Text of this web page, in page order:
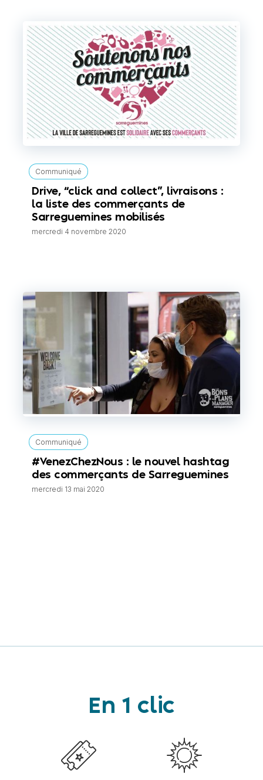
Communiqué
Drive, “click and collect”, livraisons :
la liste des commerçants de
Sarreguemines mobilisés
mercredi 4 novembre 2020
Communiqué
#VenezChezNous : le nouvel hashtag
des commerçants de Sarreguemines
mercredi 13 mai 2020
En 1 clic